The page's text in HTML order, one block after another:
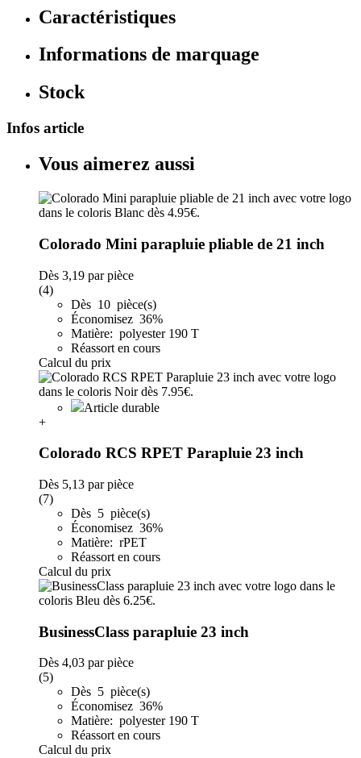
Caractéristiques
Informations de marquage
Stock
Infos article
Vous aimerez aussi
Colorado Mini parapluie pliable de 21 inch
Dès 3,19 par pièce
(4)
Dès 10 pièce(s)
Économisez 36%
Matière: polyester 190 T
Réassort en cours
Calcul du prix
Article durable
+
Colorado RCS RPET Parapluie 23 inch
Dès 5,13 par pièce
(7)
Dès 5 pièce(s)
Économisez 36%
Matière: rPET
Réassort en cours
Calcul du prix
BusinessClass parapluie 23 inch
Dès 4,03 par pièce
(5)
Dès 5 pièce(s)
Économisez 36%
Matière: polyester 190 T
Réassort en cours
Calcul du prix